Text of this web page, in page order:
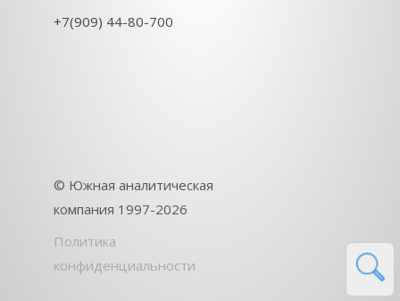
+7(909) 44-80-700
© Южная аналитическая
компания 1997-2026
Политика
конфиденциальности